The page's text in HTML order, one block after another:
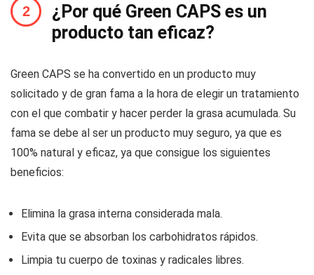
¿Por qué Green CAPS es un
producto tan eficaz?
Green CAPS se ha convertido en un producto muy
solicitado y de gran fama a la hora de elegir un tratamiento
con el que combatir y hacer perder la grasa acumulada. Su
fama se debe al ser un producto muy seguro, ya que es
100% natural y eficaz, ya que consigue los siguientes
beneficios:
Elimina la grasa interna considerada mala.
Evita que se absorban los carbohidratos rápidos.
Limpia tu cuerpo de toxinas y radicales libres.